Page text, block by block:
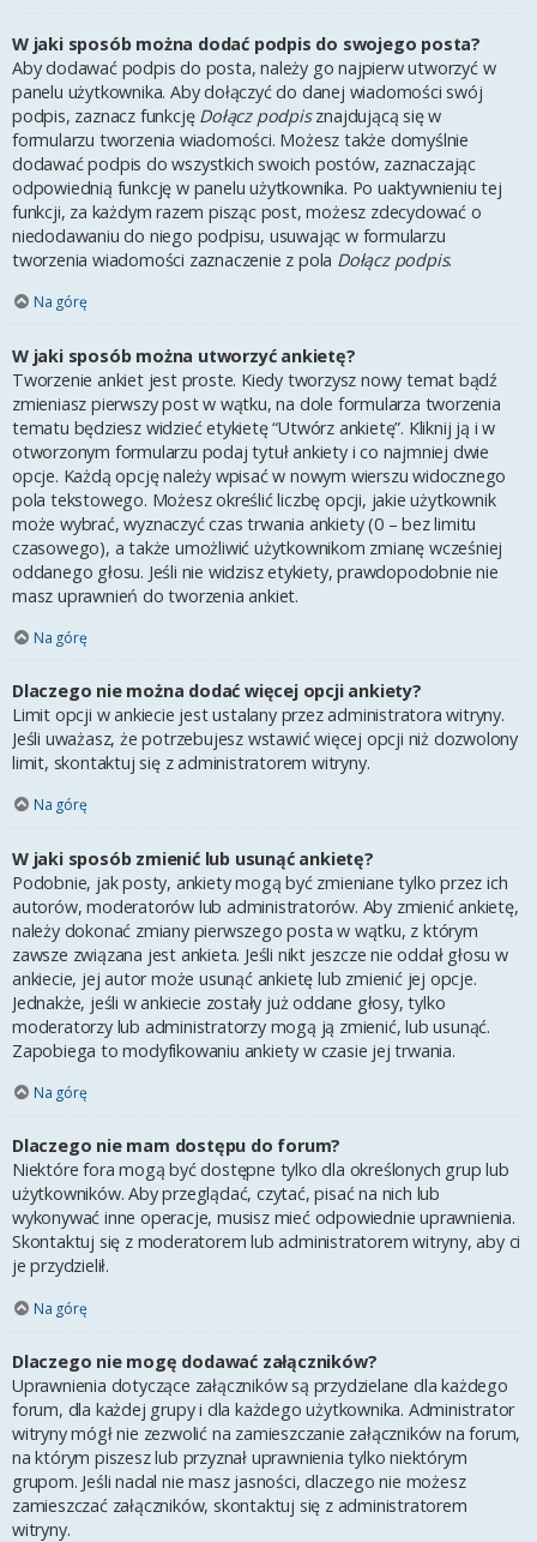
W jaki sposób można dodać podpis do swojego posta?
Aby dodawać podpis do posta, należy go najpierw utworzyć w
panelu użytkownika. Aby dołączyć do danej wiadomości swój
podpis, zaznacz funkcję Dołącz podpisznajdującą się w
formularzu tworzenia wiadomości. Możesz także domyślnie
dodawać podpis do wszystkich swoich postów, zaznaczając
odpowiednią funkcję w panelu użytkownika. Po uaktywnieniu tej
funkcji, za każdym razem pisząc post, możesz zdecydować o
niedodawaniu do niego podpisu, usuwając w formularzu
tworzenia wiadomości zaznaczenie z pola Dołącz podpis.
Na górę
W jaki sposób można utworzyć ankietę?
Tworzenie ankiet jest proste. Kiedy tworzysz nowy temat bądź
zmieniasz pierwszy post w wątku, na dole formularza tworzenia
tematu będziesz widzieć etykietę “Utwórz ankietę”. Kliknij ją i w
otworzonym formularzu podaj tytuł ankiety i co najmniej dwie
opcje. Każdą opcję należy wpisać w nowym wierszu widocznego
pola tekstowego. Możesz określić liczbę opcji, jakie użytkownik
może wybrać, wyznaczyć czas trwania ankiety (0 – bez limitu
czasowego), a także umożliwić użytkownikom zmianę wcześniej
oddanego głosu. Jeśli nie widzisz etykiety, prawdopodobnie nie
masz uprawnień do tworzenia ankiet.
Na górę
Dlaczego nie można dodać więcej opcji ankiety?
Limit opcji w ankiecie jest ustalany przez administratora witryny.
Jeśli uważasz, że potrzebujesz wstawić więcej opcji niż dozwolony
limit, skontaktuj się z administratorem witryny.
Na górę
W jaki sposób zmienić lub usunąć ankietę?
Podobnie, jak posty, ankiety mogą być zmieniane tylko przez ich
autorów, moderatorów lub administratorów. Aby zmienić ankietę,
należy dokonać zmiany pierwszego posta w wątku, z którym
zawsze związana jest ankieta. Jeśli nikt jeszcze nie oddał głosu w
ankiecie, jej autor może usunąć ankietę lub zmienić jej opcje.
Jednakże, jeśli w ankiecie zostały już oddane głosy, tylko
moderatorzy lub administratorzy mogą ją zmienić, lub usunąć.
Zapobiega to modyfikowaniu ankiety w czasie jej trwania.
Na górę
Dlaczego nie mam dostępu do forum?
Niektóre fora mogą być dostępne tylko dla określonych grup lub
użytkowników. Aby przeglądać, czytać, pisać na nich lub
wykonywać inne operacje, musisz mieć odpowiednie uprawnienia.
Skontaktuj się z moderatorem lub administratorem witryny, aby ci
je przydzielił.
Na górę
Dlaczego nie mogę dodawać załączników?
Uprawnienia dotyczące załączników są przydzielane dla każdego
forum, dla każdej grupy i dla każdego użytkownika. Administrator
witryny mógł nie zezwolić na zamieszczanie załączników na forum,
na którym piszesz lub przyznał uprawnienia tylko niektórym
grupom. Jeśli nadal nie masz jasności, dlaczego nie możesz
zamieszczać załączników, skontaktuj się z administratorem
witryny.